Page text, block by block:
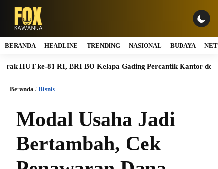
BERANDA HEADLINE TRENDING NASIONAL BUDAYA
ke-81 RI, BRI BO Kelapa Gading Percantik Kantor dengan
Beranda / Bisnis
Modal Usaha Jadi
Bertambah, Cek